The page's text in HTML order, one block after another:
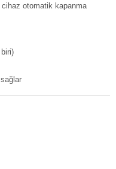
cihaz otomatik kapanma
biri)
sağlar